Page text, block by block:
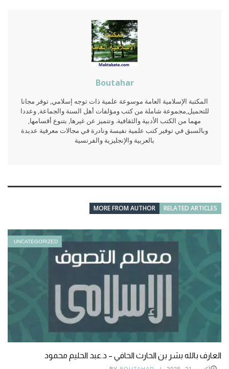
Boutahar
المكتبة الإسلامية العامة موسوعة علمية ذات توجه إسلامي, توفر مجانا
للتحميل,مجموعة شاملة من كتب ومؤلفات أهل السنة والجماعة, وعددا
مهما من الكتب الأدبية والثقافية. وتتميز عن غيرها, بتنوع أقسامها,
وبالسبق في توفير كتب علمية نفيسة ونادرة في مجالات معرفية عديدة
بالعربية والإنجليزية والفرنسية
RELATED ARTICLES
MORE FROM AUTHOR
UNCATEGORIZED
العارف بالله بشر بن الحارث الحافي – د.عبد الحليم محمود